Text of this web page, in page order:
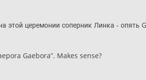
этой церемонии соперник Линка - опять
Gaebora”. Makes sense?